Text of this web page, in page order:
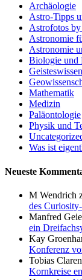
Archäologie
Astro-Tipps
Astrofotos by
Astronomie
Astronomie
Biologie und
Mathematik
Medizin
Paläontologie
Physik und
Was ist
Neueste
M Wendrich
des
Manfred
ein
Kay
Konferenz
Tobias Claren
Kornkreise